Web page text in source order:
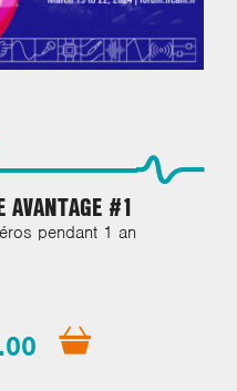
AVANTAGE #1
pendant 1 an